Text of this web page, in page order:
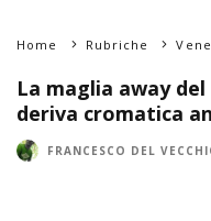
Home Rubriche
La maglia away
deriva cromatica
FRANCESCO DEL